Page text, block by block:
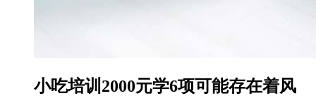
小吃培训2000元学6项可能存在着风